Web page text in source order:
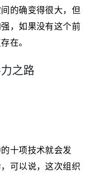
的确变得很大，但
，如果没有这个前
在。
之路
十项技术就会发
可以说，这次组织